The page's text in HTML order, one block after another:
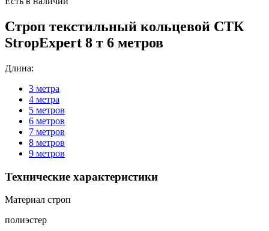
Строп текстильный кольцевой СТК
StropExpert 8 т 6 метров
Длина:
3 метра
4 метра
5 метров
6 метров
7 метров
8 метров
9 метров
Технические характеристики
Материал строп
полиэстер